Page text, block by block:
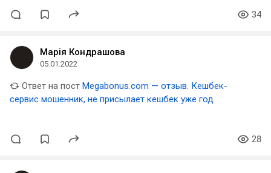
34
Марія Кондрашова
05.01.2022
Ответ на пост Megabonus.com — отзыв. Кешбек-
сервис мошенник, не присылает кешбек уже год
28